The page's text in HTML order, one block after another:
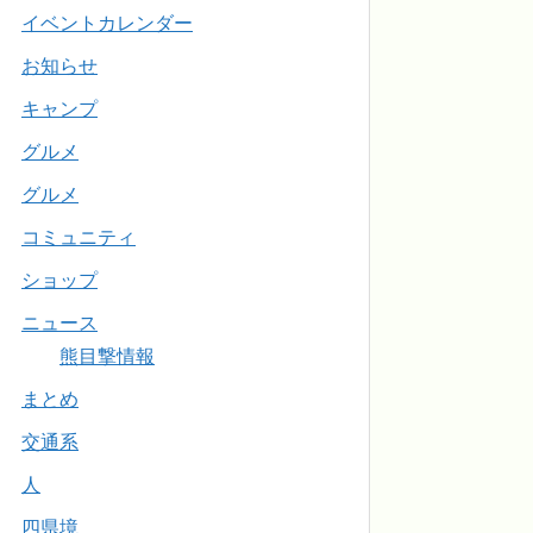
イベントカレンダー
お知らせ
キャンプ
グルメ
グルメ
コミュニティ
ショップ
ニュース
熊目撃情報
まとめ
交通系
人
四県境